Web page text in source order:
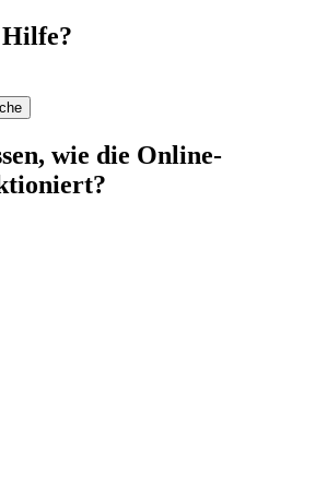
Hilfe?
wie die Online-